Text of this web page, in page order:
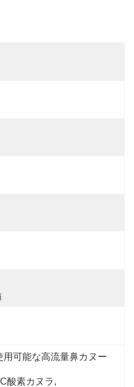
用可能な高流量鼻カヌー
酸素カヌラ,